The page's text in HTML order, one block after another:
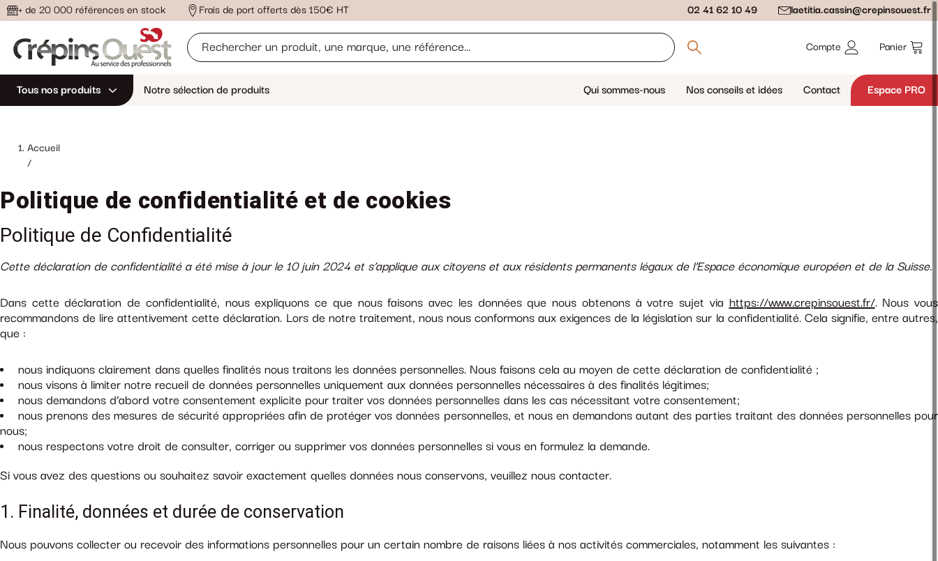
+ de 20 000 références en stock Frais de port offerts dès 150€ HT 02 41 62 10 49 laetitia.cassin@crepinsouest.fr
Compte Panier
Tous nos produits Notre sélection de produits Qui sommes-nous Nos conseils et idées Contact Espace PRO
Accueil
/
Politique de confidentialité et de cookies
Politique de Confidentialité
Cette déclaration de confidentialité a été mise à jour le 10 juin 2024 et s’applique aux citoyens et aux résidents permanents légaux de l’Espace économique européen et de la Suisse.
Dans cette déclaration de confidentialité, nous expliquons ce que nous faisons avec les données que nous obtenons à votre sujet via https://www.crepinsouest.fr/. Nous vous
recommandons de lire attentivement cette déclaration. Lors de notre traitement, nous nous conformons aux exigences de la législation sur la confidentialité. Cela signifie, entre autres,
que :
nous indiquons clairement dans quelles finalités nous traitons les données personnelles. Nous faisons cela au moyen de cette déclaration de confidentialité ;
nous visons à limiter notre recueil de données personnelles uniquement aux données personnelles nécessaires à des finalités légitimes;
nous demandons d’abord votre consentement explicite pour traiter vos données personnelles dans les cas nécessitant votre consentement;
nous prenons des mesures de sécurité appropriées afin de protéger vos données personnelles, et nous en demandons autant des parties traitant des données personnelles pour
nous;
nous respectons votre droit de consulter, corriger ou supprimer vos données personnelles si vous en formulez la demande.
Si vous avez des questions ou souhaitez savoir exactement quelles données nous conservons, veuillez nous contacter.
1. Finalité, données et durée de conservation
Nous pouvons collecter ou recevoir des informations personnelles pour un certain nombre de raisons liées à nos activités commerciales, notamment les suivantes :